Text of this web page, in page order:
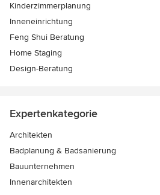
Kinderzimmerplanung
Inneneinrichtung
Feng Shui Beratung
Home Staging
Design-Beratung
Expertenkategorie
Architekten
Badplanung & Badsanierung
Bauunternehmen
Innenarchitekten